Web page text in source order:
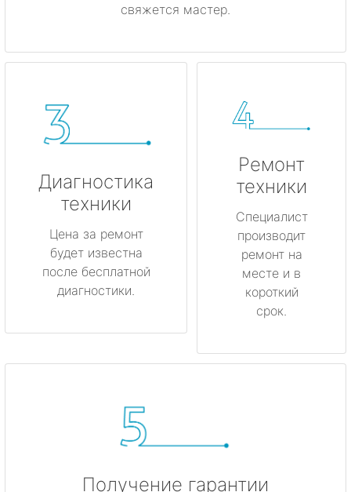
свяжется мастер.
Диагностика
техники
Цена за ремонт
будет известна
после бесплатной
диагностики.
Ремонт
техники
Специалист
производит
ремонт на
месте и в
короткий
срок.
Получение гарантии